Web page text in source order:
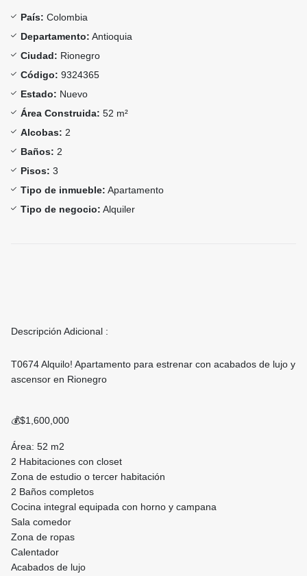
País: Colombia
Departamento: Antioquia
Ciudad: Rionegro
Código: 9324365
Estado: Nuevo
Área Construida: 52 m²
Alcobas: 2
Baños: 2
Pisos: 3
Tipo de inmueble: Apartamento
Tipo de negocio: Alquiler
Descripción Adicional :
T0674 Alquilo! Apartamento para estrenar con acabados de lujo y
ascensor en Rionegro
💰$1,600,000
Área: 52 m2
2 Habitaciones con closet
Zona de estudio o tercer habitación
2 Baños completos
Cocina integral equipada con horno y campana
Sala comedor
Zona de ropas
Calentador
Acabados de lujo